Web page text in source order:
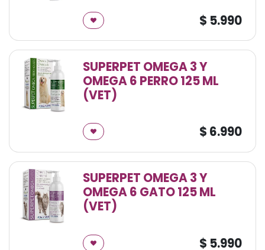
$ 5.990
SUPERPET OMEGA 3 Y
OMEGA 6 PERRO 125 ML
(VET)
$ 6.990
SUPERPET OMEGA 3 Y
OMEGA 6 GATO 125 ML
(VET)
$ 5.990